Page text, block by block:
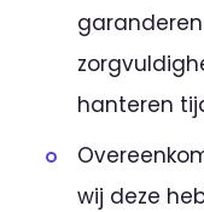
hanteren
wij deze